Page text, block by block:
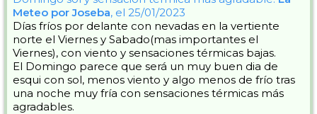
Meteo por Joseba, el 25/01/2023
Días fríos por delante con nevadas en la vertiente
norte el Viernes y Sabado(mas importantes el
Viernes), con viento y sensaciones térmicas bajas.
El Domingo parece que será un muy buen dia de
esqui con sol, menos viento y algo menos de frío tras
una noche muy fría con sensaciones térmicas más
agradables.